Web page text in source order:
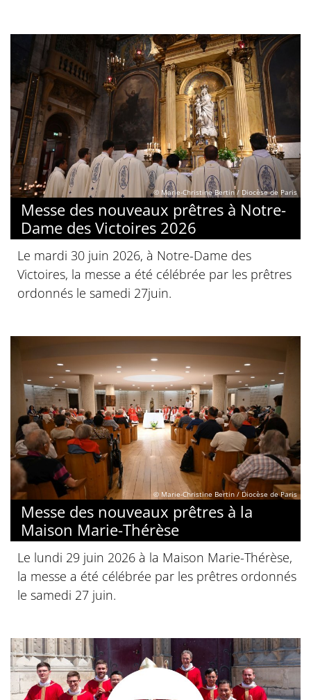
© Marie-Christine Bertin / Diocèse de Paris
Messe des nouveaux prêtres à Notre-
Dame des Victoires 2026
Le mardi 30 juin 2026, à Notre-Dame des
Victoires, la messe a été célébrée par les prêtres
ordonnés le samedi 27juin.
© Marie-Christine Bertin / Diocèse de Paris
Messe des nouveaux prêtres à la
Maison Marie-Thérèse
Le lundi 29 juin 2026 à la Maison Marie-Thérèse,
la messe a été célébrée par les prêtres ordonnés
le samedi 27 juin.